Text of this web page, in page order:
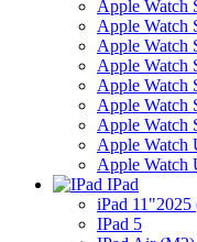
Apple Watch
Apple Watch
Apple Watch
Apple Watch
Apple Watch
Apple Watch
Apple Watch
Apple Watch
Apple Watch
IPad
iPad
IPad 5